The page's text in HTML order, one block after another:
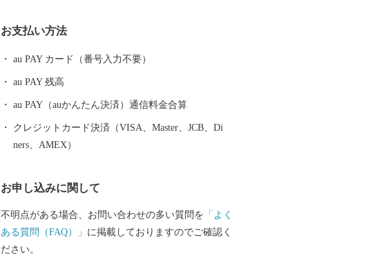
興にも力を注いでいます。 近年では、高校駅伝の全
国的な強豪校であり、平成25年には甲子園に初出場し
す。
お支払い方法
au PAY カード（番号入力不要）
au PAY 残高
au PAY（auかんたん決済）通信料金合算
クレジットカード決済（VISA、Master、JCB、Di
ners、AMEX）
お申し込みに関して
不明点がある場合、お問い合わせの多い質問を 「よく
ある質問（FAQ）」 に掲載しておりますのでご確認く
ださい。